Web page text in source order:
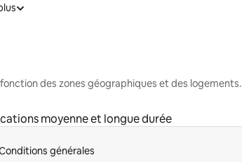
des zones géographiques et des logements.
moyenne et longue durée
générales